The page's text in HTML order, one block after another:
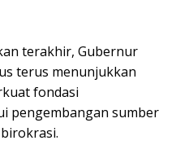
terakhir, Gubernur
terus menunjukkan
fondasi
pengembangan sumber